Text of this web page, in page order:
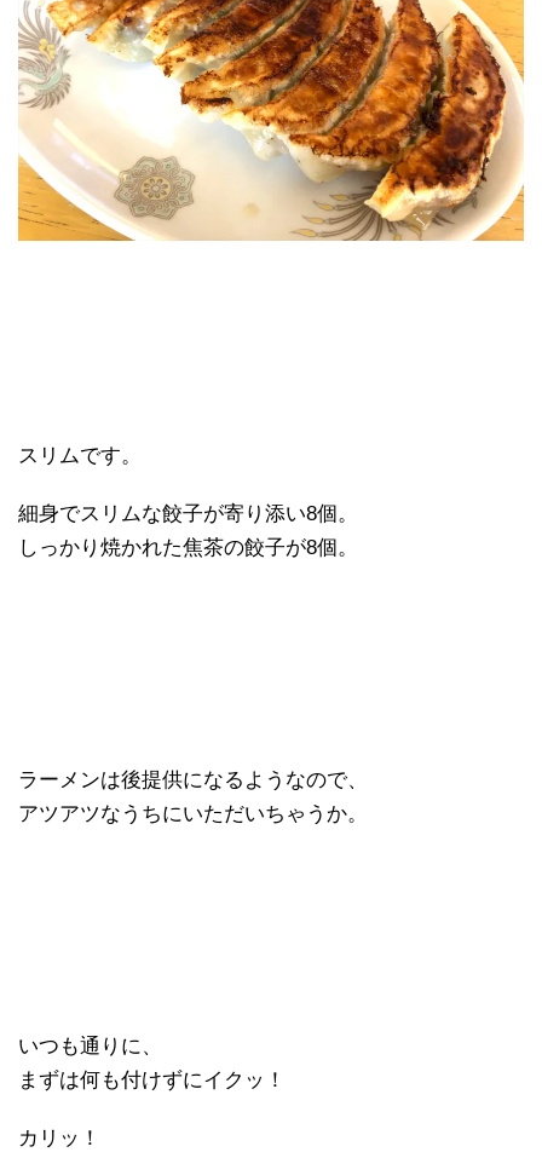
スリムです。
細身でスリムな餃子が寄り添い8個。
しっかり焼かれた焦茶の餃子が8個。
ラーメンは後提供になるようなので、
アツアツなうちにいただいちゃうか。
いつも通りに、
まずは何も付けずにイクッ！
カリッ！